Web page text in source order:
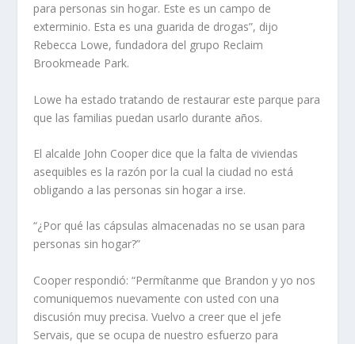
para personas sin hogar. Este es un campo de
exterminio. Esta es una guarida de drogas”, dijo
Rebecca Lowe, fundadora del grupo Reclaim
Brookmeade Park.
Lowe ha estado tratando de restaurar este parque para
que las familias puedan usarlo durante años.
El alcalde John Cooper dice que la falta de viviendas
asequibles es la razón por la cual la ciudad no está
obligando a las personas sin hogar a irse.
“¿Por qué las cápsulas almacenadas no se usan para
personas sin hogar?”
Cooper respondió: “Permítanme que Brandon y yo nos
comuniquemos nuevamente con usted con una
discusión muy precisa. Vuelvo a creer que el jefe
Servais, que se ocupa de nuestro esfuerzo para